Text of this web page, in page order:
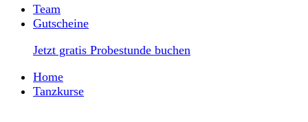
Team
Gutscheine
Jetzt gratis Probestunde buchen
Home
Tanzkurse